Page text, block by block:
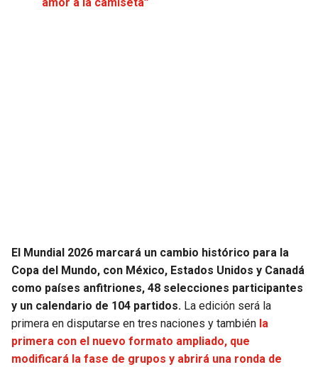
VIKINGS
FALCONS
PANTHERS
SAINTS
THUNDER
TRAIL BLAZERS
JAZZ
amor a la camiseta”
El Mundial 2026 marcará un cambio histórico para la
Copa del Mundo, con México, Estados Unidos y Canadá
como países anfitriones, 48 selecciones participantes
y un calendario de 104 partidos. La edición será la
primera en disputarse en tres naciones y también la
primera con el nuevo formato ampliado, que
modificará la fase de grupos y abrirá una ronda de